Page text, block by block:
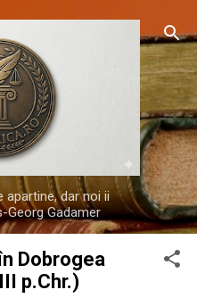
principal
apartine, dar noi ii
Georg Gadamer
Dobrogea
p.Chr.)